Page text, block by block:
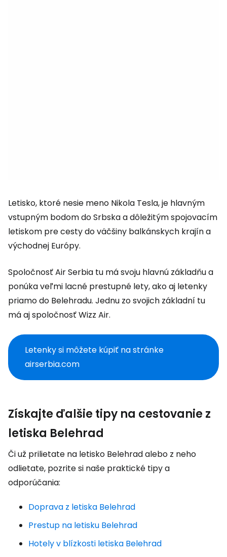
Letisko, ktoré nesie meno Nikola Tesla, je hlavným
vstupným bodom do Srbska a dôležitým spojovacím
letiskom pre cesty do väčšiny balkánskych krajín a
východnej Európy.
Spoločnosť Air Serbia tu má svoju hlavnú základňu a
ponúka veľmi lacné prestupné lety, ako aj letenky
priamo do Belehradu. Jednu zo svojich základní tu
má aj spoločnosť Wizz Air.
Letenky si môžete kúpiť na stránke
airserbia.com
Získajte ďalšie tipy na cestovanie z
letiska Belehrad
Či už prilietate na letisko Belehrad alebo z neho
odlietate, pozrite si naše praktické tipy a
odporúčania:
Doprava z letiska Belehrad
Prestup na letisku Belehrad
Hotely v blízkosti letiska Belehrad